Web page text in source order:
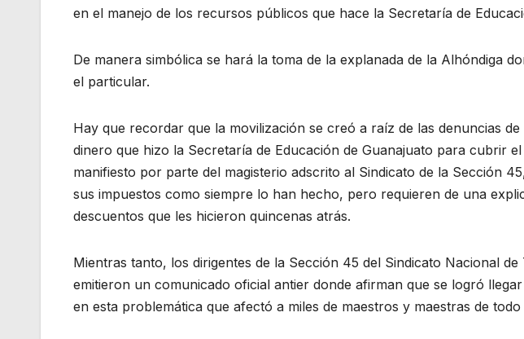
en el manejo de los recursos públicos que hace la Secretaría de
De manera simbólica se hará la toma de la explanada de la Alhóndiga
el particular.
Hay que recordar que la movilización se creó a raíz de las denuncias
dinero que hizo la Secretaría de Educación de Guanajuato para cubrir
manifiesto por parte del magisterio adscrito al Sindicato de la Sección
sus impuestos como siempre lo han hecho, pero requieren de una
descuentos que les hicieron quincenas atrás.
Mientras tanto, los dirigentes de la Sección 45 del Sindicato Nacional
emitieron un comunicado oficial antier donde afirman que se logró
en esta problemática que afectó a miles de maestros y maestras de todo